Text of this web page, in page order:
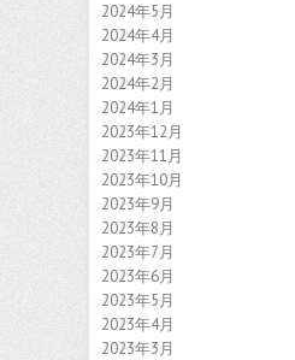
2024年5月
2024年4月
2024年3月
2024年2月
2024年1月
2023年12月
2023年11月
2023年10月
2023年9月
2023年8月
2023年7月
2023年6月
2023年5月
2023年4月
2023年3月